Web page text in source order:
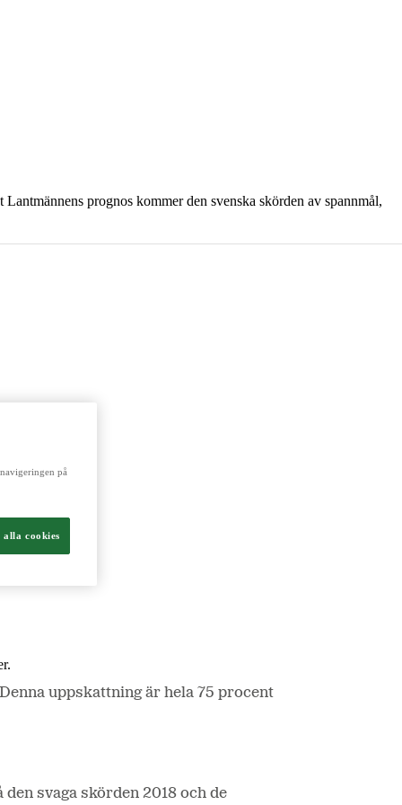
prognos kommer den svenska skörden av spannmål,
uppskattning är hela 75 procent
svaga skörden 2018 och de
på
alla cookies